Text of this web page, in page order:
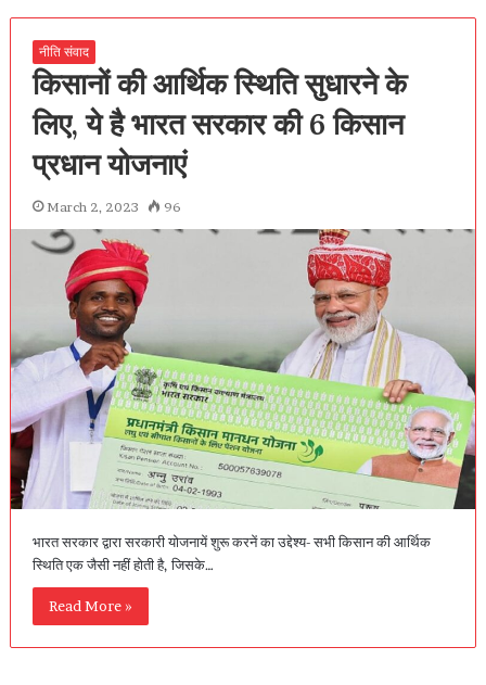
नीति संवाद
किसानों की आर्थिक स्थिति सुधारने के
लिए, ये है भारत सरकार की 6 किसान
प्रधान योजनाएं
March 2, 2023 96
भारत सरकार द्वारा सरकारी योजनायें शुरू करनें का उद्देश्य- सभी किसान की आर्थिक
स्थिति एक जैसी नहीं होती है, जिसके…
Read More »